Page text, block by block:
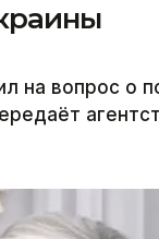
на вопрос о